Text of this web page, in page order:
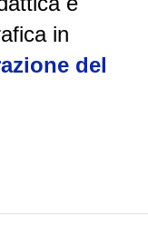
in
del